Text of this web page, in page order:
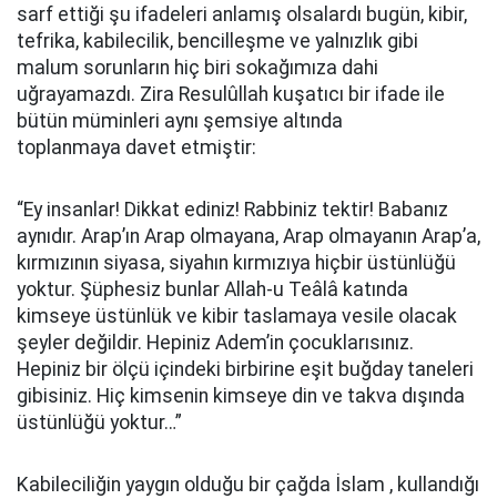
sarf ettiği şu ifadeleri anlamış olsalardı bugün, kibir,
tefrika, kabilecilik, bencilleşme ve yalnızlık gibi
malum sorunların hiç biri sokağımıza dahi
uğrayamazdı. Zira Resulûllah kuşatıcı bir ifade ile
bütün müminleri aynı şemsiye altında
toplanmaya davet etmiştir:
“Ey insanlar! Dikkat ediniz! Rabbiniz tektir! Babanız
aynıdır. Arap’ın Arap olmayana, Arap olmayanın Arap’a,
kırmızının siyasa, siyahın kırmızıya hiçbir üstünlüğü
yoktur. Şüphesiz bunlar Allah-u Teâlâ katında
kimseye üstünlük ve kibir taslamaya vesile olacak
şeyler değildir. Hepiniz Adem’in çocuklarısınız.
Hepiniz bir ölçü içindeki birbirine eşit buğday taneleri
gibisiniz. Hiç kimsenin kimseye din ve takva dışında
üstünlüğü yoktur…”
Kabileciliğin yaygın olduğu bir çağda İslam , kullandığı